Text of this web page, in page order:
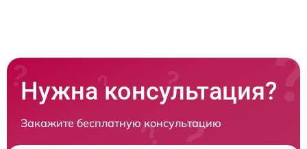
Нужна консультация?
Закажите бесплатную консультацию